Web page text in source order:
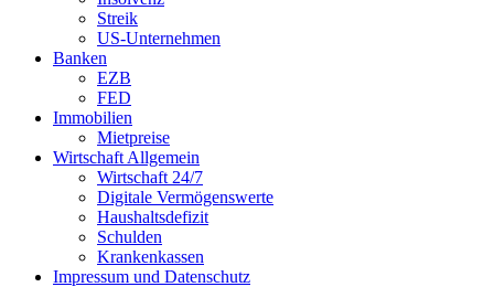
Streik
US-Unternehmen
Banken
EZB
FED
Immobilien
Mietpreise
Wirtschaft Allgemein
Wirtschaft 24/7
Digitale Vermögenswerte
Haushaltsdefizit
Schulden
Krankenkassen
Impressum und Datenschutz